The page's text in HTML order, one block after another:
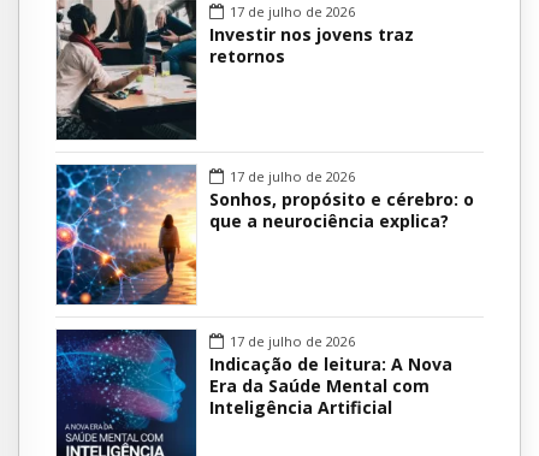
17 de julho de 2026
Investir nos jovens traz
retornos
17 de julho de 2026
Sonhos, propósito e cérebro: o
que a neurociência explica?
17 de julho de 2026
Indicação de leitura: A Nova
Era da Saúde Mental com
Inteligência Artificial